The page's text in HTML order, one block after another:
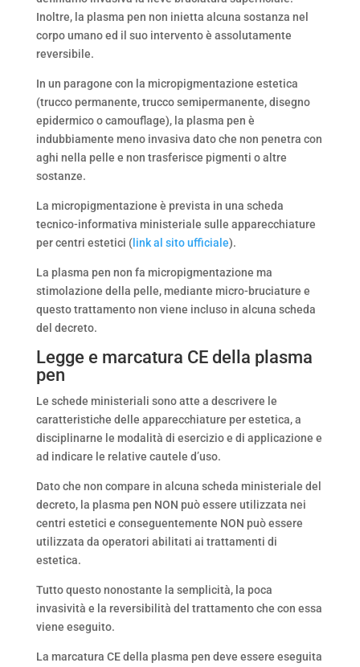
Inoltre, la plasma pen non inietta alcuna sostanza nel
corpo umano ed il suo intervento è assolutamente
reversibile.
In un paragone con la micropigmentazione estetica
(trucco permanente, trucco semipermanente, disegno
epidermico o camouflage), la plasma pen è
indubbiamente meno invasiva dato che non penetra con
aghi nella pelle e non trasferisce pigmenti o altre
sostanze.
La micropigmentazione è prevista in una scheda
tecnico-informativa ministeriale sulle apparecchiature
per centri estetici (link al sito ufficiale).
La plasma pen non fa micropigmentazione ma
stimolazione della pelle, mediante micro-bruciature e
questo trattamento non viene incluso in alcuna scheda
del decreto.
Legge e marcatura CE della plasma
pen
Le schede ministeriali sono atte a descrivere le
caratteristiche delle apparecchiature per estetica, a
disciplinarne le modalità di esercizio e di applicazione e
ad indicare le relative cautele d’uso.
Dato che non compare in alcuna scheda ministeriale del
decreto, la plasma pen NON può essere utilizzata nei
centri estetici e conseguentemente NON può essere
utilizzata da operatori abilitati ai trattamenti di
estetica.
Tutto questo nonostante la semplicità, la poca
invasività e la reversibilità del trattamento che con essa
viene eseguito.
La marcatura CE della plasma pen deve essere eseguita